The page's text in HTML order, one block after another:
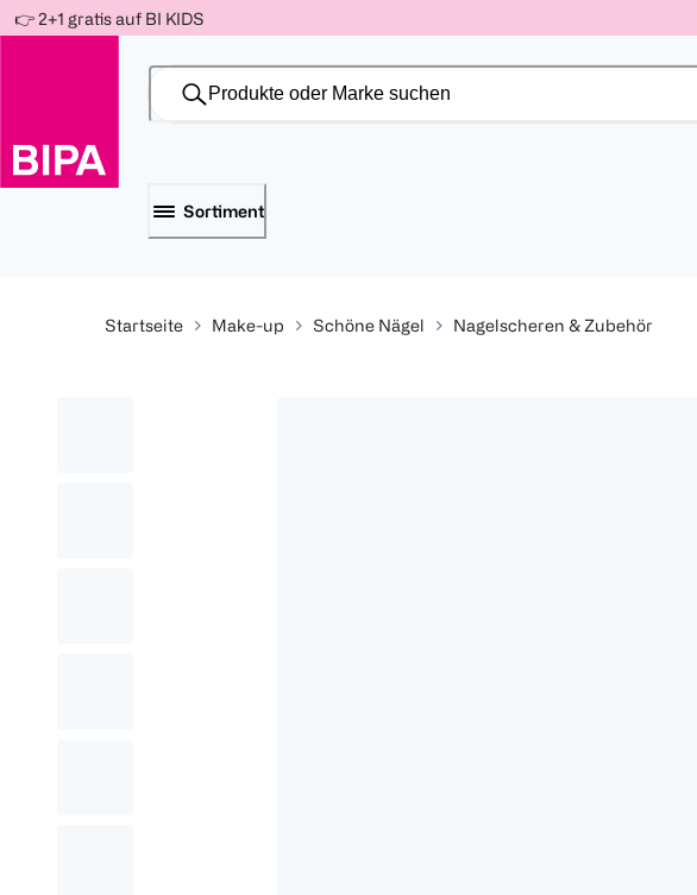
-10%
Für
150 Ös
-15%
Für
300 Ös
-20%
Für
500 Ös
Weiter
zum
👉 2+1 gratis auf BI KIDS
Sortiment
Startseite Make-up Schöne Nägel Nagelscheren & Zubehör